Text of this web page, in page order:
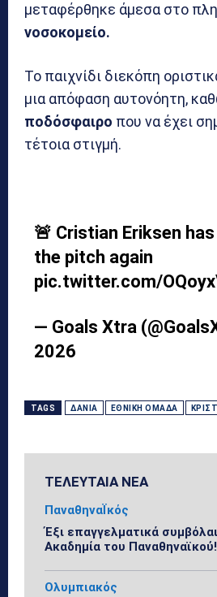
μεταφέρθηκε άμεσα στο
νοσοκομείο.
Το παιχνίδι διεκόπη
μια απόφαση αυτονόητη,
ποδόσφαιρο που να έχει
τέτοια στιγμή.
🚨 Cristian Eriksen
the pitch again
pic.twitter.com/
— Goals Xtra
2026
TAGS ΔΑΝΊΑ ΕΘΝΙΚΉ ΟΜΆΔΑ
ΤΕΛΕΥΤΑΙΑ ΝΕΑ
ΠαναθηναΪκός
Έξι επαγγελματικά
Ακαδημία του Παναθηναϊκού!
Ολυμπιακός